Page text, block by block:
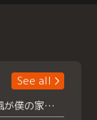
See all
浮所飛貴主演！ 【夏色の風が僕の家にやってきた】 本日よりテラサで独占配信スタート！